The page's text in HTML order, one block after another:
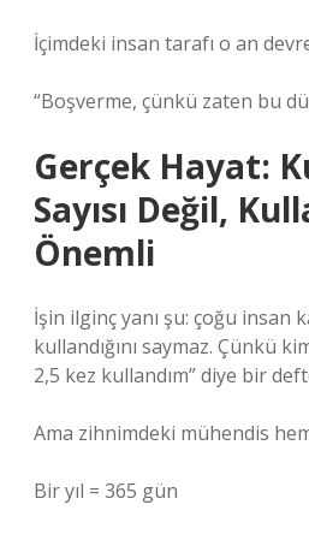
İçimdeki insan tarafı o an
“Boşverme, çünkü zaten bu
Gerçek Hayat:
Sayısı Değil,
Önemli
İşin ilginç yanı şu: çoğu insan
kullandığını saymaz. Çünkü
2,5 kez kullandım” diye bir
Ama zihnimdeki mühendis
Bir yıl = 365 gün